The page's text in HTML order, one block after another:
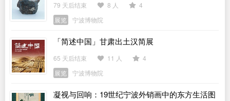
79 天后结束 8 人
4
展览
宁波博物院
「简述中国」甘肃出土汉简展
65 天后结束 11 人
4
展览
宁波博物院
凝视与回响：19世纪宁波外销画中的东方生活图